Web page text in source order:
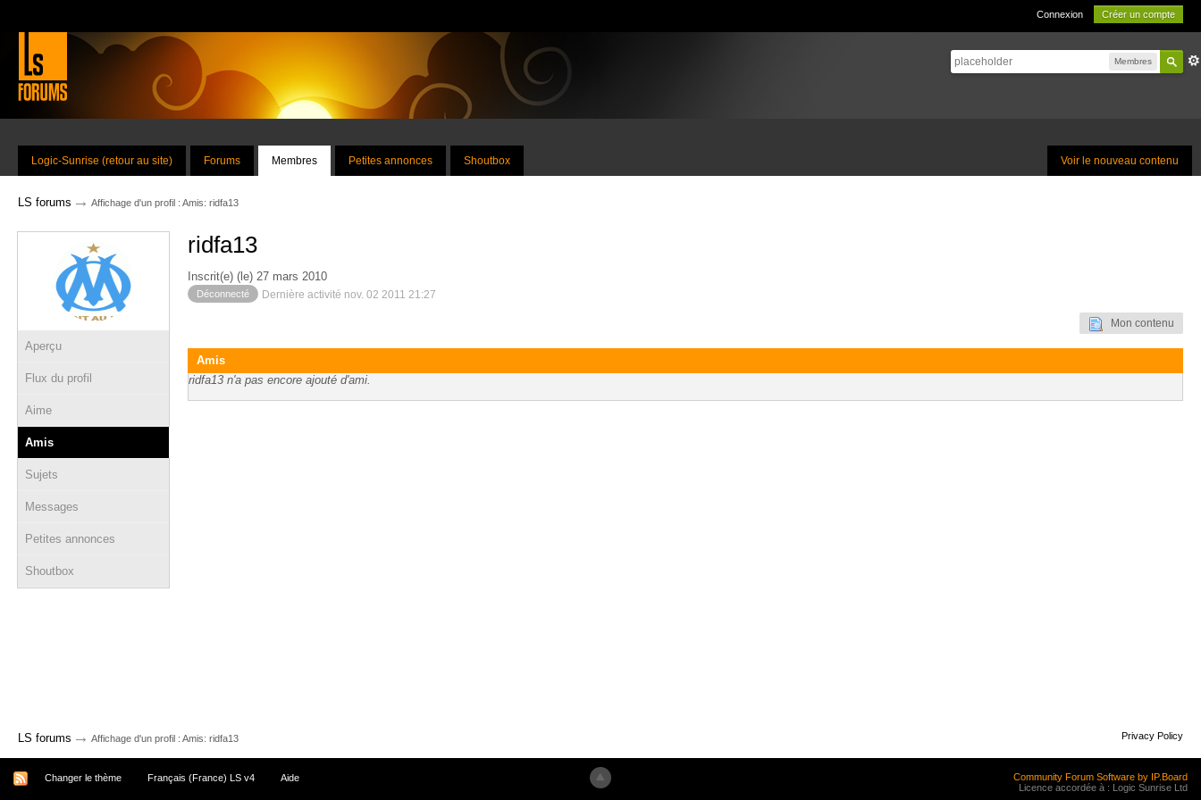
Connexion Créer un compte
Membres
Voir le nouveau contenu
Logic-Sunrise (retour au site) Forums Membres Petites annonces Shoutbox
LS forums → Affichage d'un profil : Amis: ridfa13
Aperçu
Flux du profil
Aime
Amis
Sujets
Messages
Petites annonces
Shoutbox
ridfa13
Inscrit(e) (le) 27 mars 2010
Déconnecté Dernière activité nov. 02 2011 21:27
Mon contenu
Amis
ridfa13 n'a pas encore ajouté d'ami.
LS forums → Affichage d'un profil : Amis: ridfa13 Privacy Policy
Changer le thème Français (France) LS v4 Aide
Community Forum Software by IP.Board
Licence accordée à : Logic Sunrise Ltd